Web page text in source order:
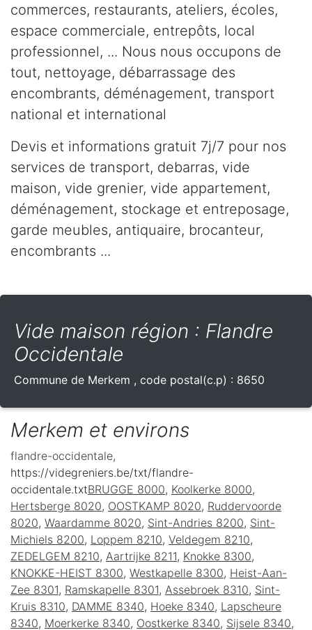
commerces, restaurants, ateliers, écoles,
espace commerciale, entrepôts, local
professionnel, ... Nous nous occupons de
tout, nettoyage, débarrassage des
encombrants, déménagement, transport
national et international
Devis et informations gratuit 7j/7 pour nos
services de transport, debarras, vide
maison, vide grenier, vide appartement,
déménagement, stockage et entreposage,
garde meubles, antiquaire, brocanteur,
encombrants ...
Vide maison région : Flandre
Occidentale
Commune de Merkem , code postal(c.p) : 8650
Merkem et environs
flandre-occidentale,
https://videgreniers.be/txt/flandre-
occidentale.txtBRUGGE 8000, Koolkerke 8000,
Hertsberge 8020, OOSTKAMP 8020, Ruddervoorde
8020, Waardamme 8020, Sint-Andries 8200, Sint-
Michiels 8200, Loppem 8210, Veldegem 8210,
ZEDELGEM 8210, Aartrijke 8211, Knokke 8300,
KNOKKE-HEIST 8300, Westkapelle 8300, Heist-Aan-
Zee 8301, Ramskapelle 8301, Assebroek 8310, Sint-
Kruis 8310, DAMME 8340, Hoeke 8340, Lapscheure
8340, Moerkerke 8340, Oostkerke 8340, Sijsele 8340,